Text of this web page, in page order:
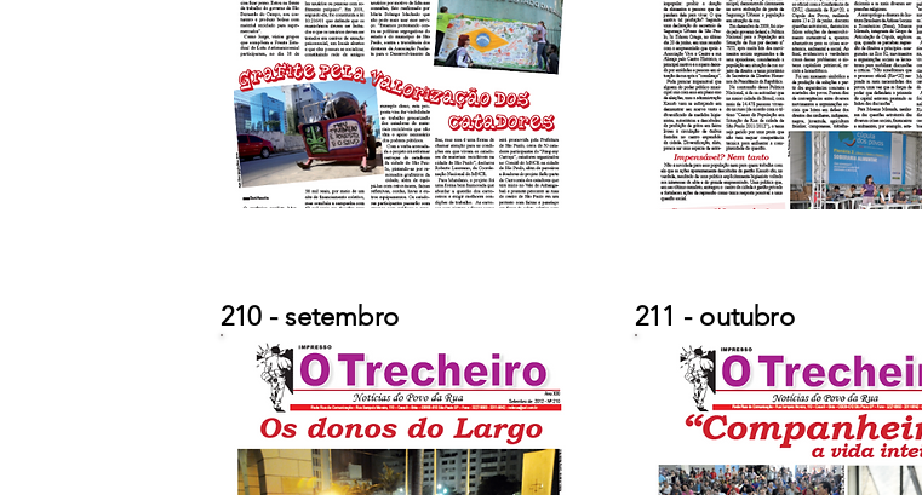
210 - setembro 211 - outubro